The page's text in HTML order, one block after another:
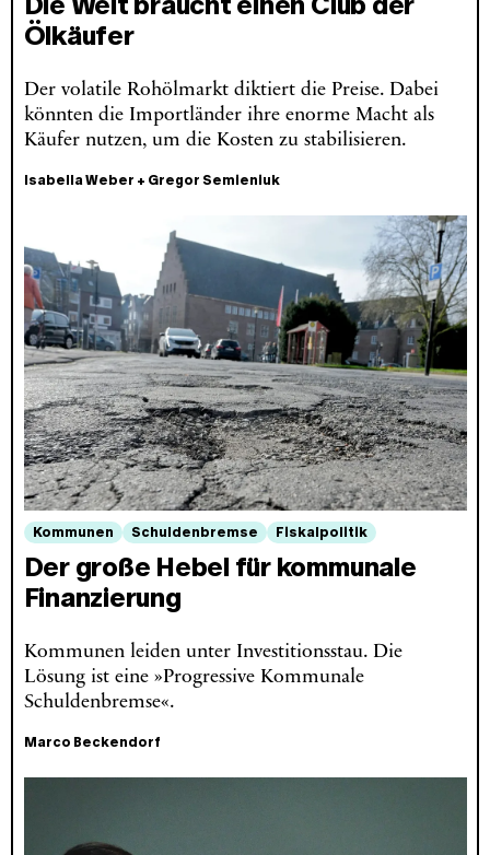
Ölkäufer
Der volatile Rohölmarkt diktiert die Preise. Dabei
könnten die Importländer ihre enorme Macht als
Käufer nutzen, um die Kosten zu stabilisieren.
Isabella Weber + Gregor Semieniuk
Kommunen Schuldenbremse Fiskalpolitik
Der große Hebel für kommunale
Finanzierung
Kommunen leiden unter Investitionsstau. Die
Lösung ist eine »Progressive Kommunale
Schuldenbremse«.
Marco Beckendorf